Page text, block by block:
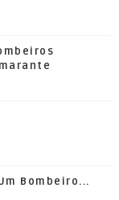
Bombeiro...